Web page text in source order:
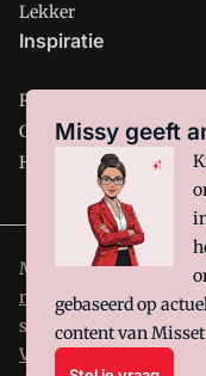
Lekker
Inspiratie
Restaurant
Café
Hotel
Misset Horeca is
manifestwaar VMN
site zijn de volgende
Voorwaardenen
Missy geeft
gebaseerd op
content van